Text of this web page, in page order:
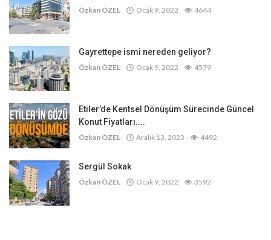
Özkan ÖZEL Ocak 9, 2022 4644
Gayrettepe ismi nereden geliyor?
Özkan ÖZEL Ocak 9, 2022 4579
Etiler’de Kentsel Dönüşüm Sürecinde Güncel
Konut Fiyatları....
Özkan ÖZEL Aralık 13, 2023 4492
Sergül Sokak
Özkan ÖZEL Ocak 9, 2022 3592